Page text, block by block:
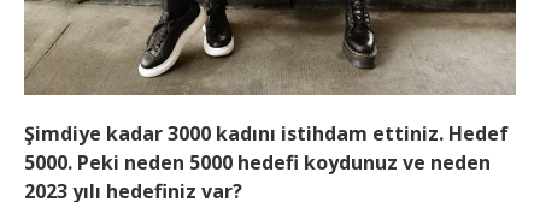
Şimdiye kadar 3000 kadını istihdam ettiniz. Hedef
5000. Peki neden 5000 hedefi koydunuz ve neden
2023 yılı hedefiniz var?